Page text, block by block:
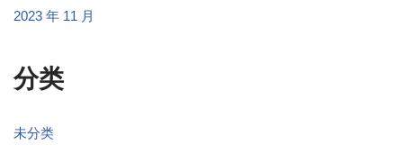
2023 年 11 月
分类
未分类